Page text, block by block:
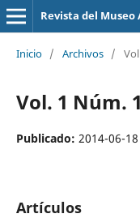
Revista del
Inicio / Archivos /
Vol. 1 Núm.
Publicado: 2014-06-18
Artículos